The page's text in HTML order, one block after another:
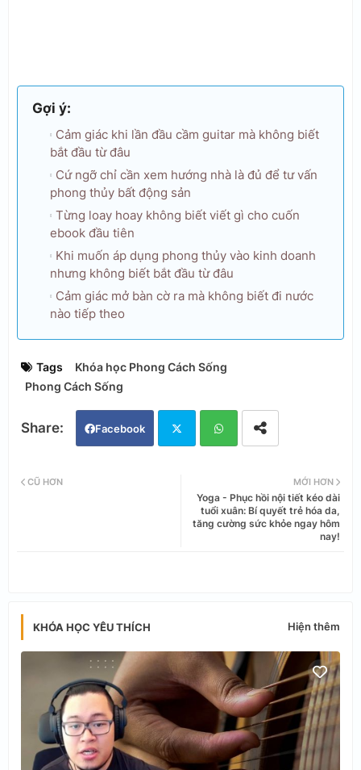
Gợi ý:
Cảm giác khi lần đầu cầm guitar mà không biết
bắt đầu từ đâu
Cứ ngỡ chỉ cần xem hướng nhà là đủ để tư vấn
phong thủy bất động sản
Từng loay hoay không biết viết gì cho cuốn
ebook đầu tiên
Khi muốn áp dụng phong thủy vào kinh doanh
nhưng không biết bắt đầu từ đâu
Cảm giác mở bàn cờ ra mà không biết đi nước
nào tiếp theo
Tags
Khóa học Phong Cách Sống
Phong Cách Sống
Facebook
ats
MỚI HƠN
Yoga - Phục hồi nội tiết kéo dài
tuổi xuân: Bí quyết trẻ hóa da,
tăng cường sức khỏe ngay hôm
nay!
CŨ HƠN
KHÓA HỌC YÊU THÍCH Hiện thêm